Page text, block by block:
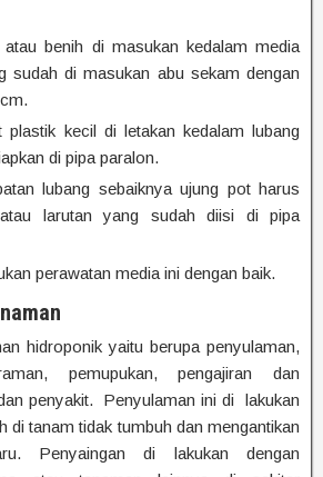
atau benih di masukan kedalam media
sudah di masukan abu sekam dengan
plastik kecil di letakan kedalam lubang
di pipa paralon.
lubang sebaiknya ujung pot harus
larutan yang sudah diisi di pipa
perawatan media ini dengan baik.
hidroponik yaitu berupa penyulaman,
pemupukan, pengajiran dan
penyakit. Penyulaman ini di lakukan
di tanam tidak tumbuh dan mengantikan
Penyaingan di lakukan dengan